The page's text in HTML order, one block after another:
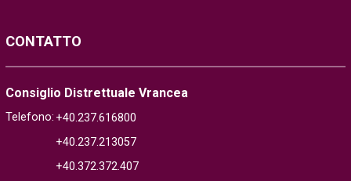
CONTATTO
Consiglio Distrettuale Vrancea
Telefono: +40.237.616800
+40.237.213057
+40.372.372.407